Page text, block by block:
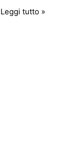
Leggi tutto »